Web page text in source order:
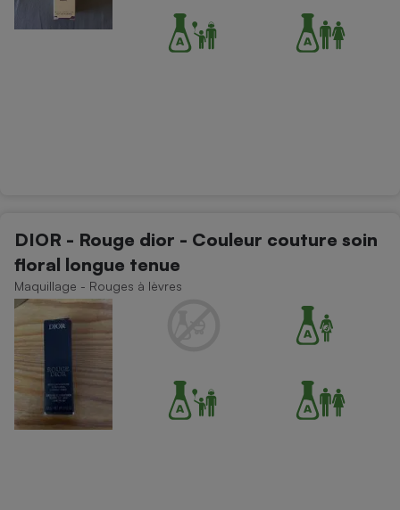
DIOR - Rouge dior - Couleur couture soin
floral longue tenue
Maquillage - Rouges à lèvres